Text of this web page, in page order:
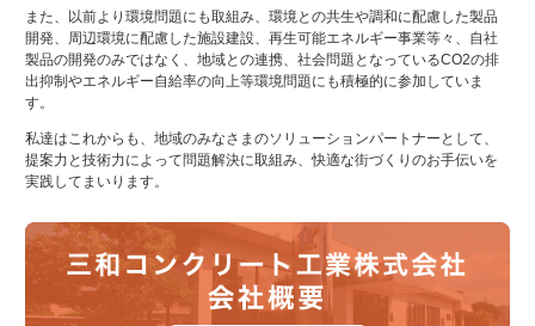
また、以前より環境問題にも取組み、環境との共生や調和に配慮した製品
開発、周辺環境に配慮した施設建設、再生可能エネルギー事業等々、自社
製品の開発のみではなく、地域との連携、社会問題となっているCO2の排
出抑制やエネルギー自給率の向上等環境問題にも積極的に参加していま
す。
私達はこれからも、地域のみなさまのソリューションパートナーとして、
提案力と技術力によって問題解決に取組み、快適な街づくりのお手伝いを
実践してまいります。